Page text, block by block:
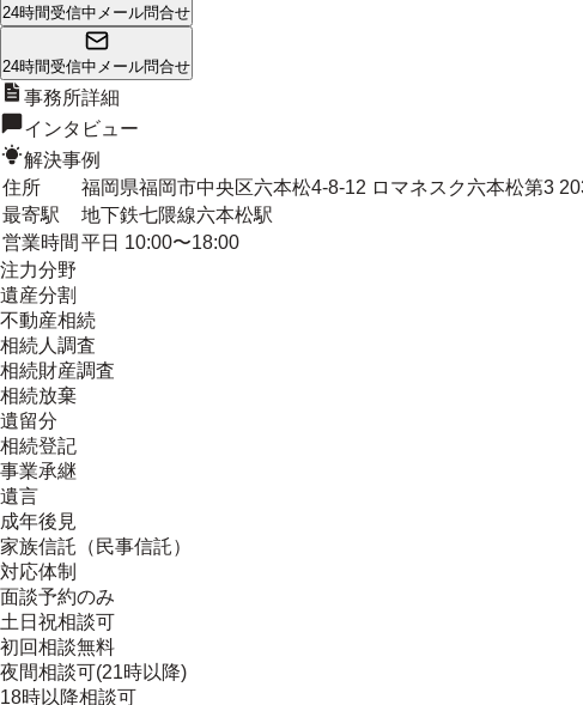
24時間受信中 メール問合せ
24時間受信中 メール問合せ
事務所詳細
インタビュー
解決事例
住所
福岡県福岡市中央区六本松4-8-12 ロマネスク六本松第3
最寄駅
地下鉄七隈線六本松駅
営業時間 平日 10:00〜18:00
注力分野
遺産分割
不動産相続
相続人調査
相続財産調査
相続放棄
遺留分
相続登記
事業承継
遺言
成年後見
家族信託（民事信託）
対応体制
面談予約のみ
土日祝相談可
初回相談無料
夜間相談可(21時以降)
18時以降相談可